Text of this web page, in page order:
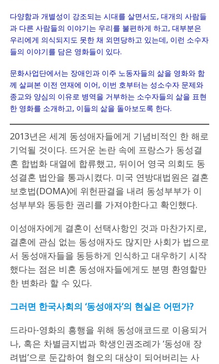
다양함과 개별성이 강조되는 시대를 살면서도, 대개의 사람들
과 다른 사람들의 이야기는 우리를 불편하게 하고, 대부분은
우리에게 의식되지도 못한 채 외면당하고 있는데, 이런 소수자
들의 이야기를 담은 영화들이 있다.
문화사업단에서는 장애인과 이주 노동자들의 삶을 영화와 함
께 살펴본 이전 연재에 이어, 이번 호부터는 성소수자 문제와
종교와 양심의 이유로 병역을 거부하는 소수자들의 삶을 표현
한 영화를 소개하고, 이들의 삶을 돌아보도록 한다.
2013년은 세계 동성애자들에게 기념비적인 한 해로
기억될 것이다. 뜨거운 논란 속에 프랑스가 동성결
혼 합법화 대열에 합류했고, 뒤이어 영국 의회도 동
성결혼 법안을 통과시켰다. 미국 연방대법원은 결혼
보호법(DOMA)에 위헌판결을 내려 동성부부가 이
성부부와 동등한 권리를 가져야한다고 확인했다.
이성애자에게 결혼이 선택사항인 것과 마찬가지로,
결혼에 관심 없는 동성애자도 많지만 사회가 법으로
서 동성애자들을 동등하게 인식하고 대우하기 시작
했다는 점은 비혼 동성애자들에게도 분명 환영할만
한 변화라 할 수 있다.
그러면 한국사회의 ‘동성애자’의 현실은 어떤가?
드라마-영화의 흥행을 위해 동성애코드로 이용되거
나, 혹은 차별금지법과 학생인권조례가 ‘동성애 장
려법’으로 둔갑하여 혐오의 대상이 되어버리는 사